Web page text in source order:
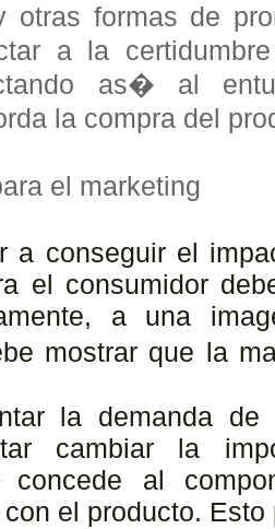
otras formas de
a la
as� al
la compra del
el marketing
a conseguir el
el consumidor
a una
mostrar que la
la demanda
cambiar la
concede al
el producto.